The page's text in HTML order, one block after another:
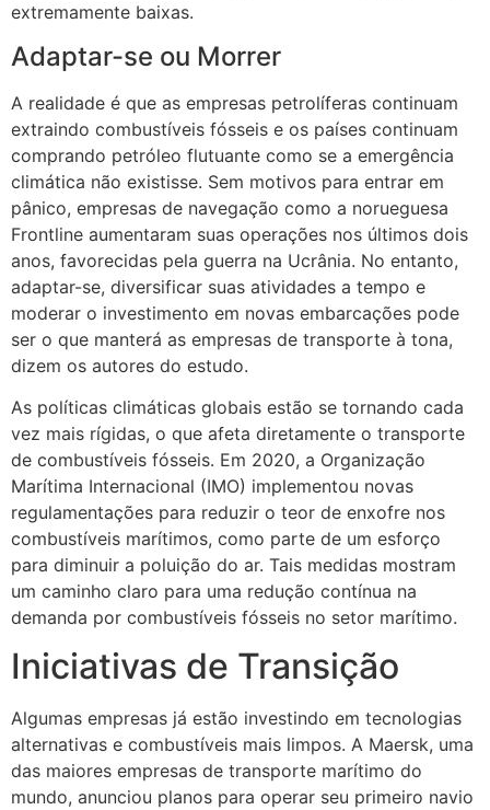
extremamente baixas.
Adaptar-se ou Morrer
A realidade é que as empresas petrolíferas continuam
extraindo combustíveis fósseis e os países continuam
comprando petróleo flutuante como se a emergência
climática não existisse. Sem motivos para entrar em
pânico, empresas de navegação como a norueguesa
Frontline aumentaram suas operações nos últimos dois
anos, favorecidas pela guerra na Ucrânia. No entanto,
adaptar-se, diversificar suas atividades a tempo e
moderar o investimento em novas embarcações pode
ser o que manterá as empresas de transporte à tona,
dizem os autores do estudo.
As políticas climáticas globais estão se tornando cada
vez mais rígidas, o que afeta diretamente o transporte
de combustíveis fósseis. Em 2020, a Organização
Marítima Internacional (IMO) implementou novas
regulamentações para reduzir o teor de enxofre nos
combustíveis marítimos, como parte de um esforço
para diminuir a poluição do ar. Tais medidas mostram
um caminho claro para uma redução contínua na
demanda por combustíveis fósseis no setor marítimo.
Iniciativas de Transição
Algumas empresas já estão investindo em tecnologias
alternativas e combustíveis mais limpos. A Maersk, uma
das maiores empresas de transporte marítimo do
mundo, anunciou planos para operar seu primeiro navio